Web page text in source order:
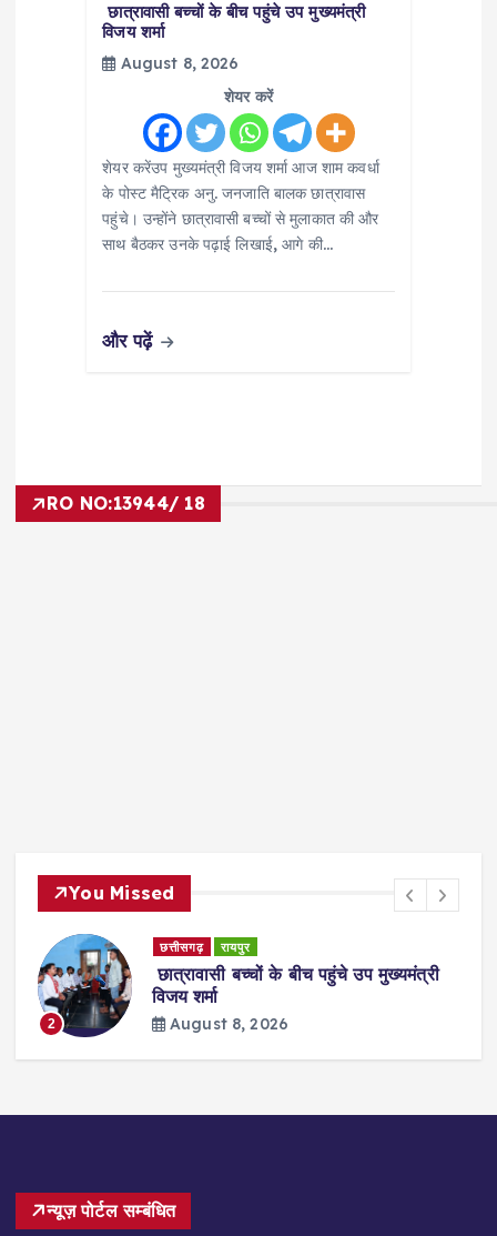
छात्रावासी बच्चों के बीच पहुंचे उप मुख्यमंत्री
विजय शर्मा
August 8, 2026
शेयर करें
शेयर करेंउप मुख्यमंत्री विजय शर्मा आज शाम कवर्धा
के पोस्ट मैट्रिक अनु. जनजाति बालक छात्रावास
पहुंचे। उन्होंने छात्रावासी बच्चों से मुलाकात की और
साथ बैठकर उनके पढ़ाई लिखाई, आगे की…
और पढ़ें
RO NO:13944/ 18
You Missed
2
छत्तीसगढ़ रायपुर
छात्रावासी बच्चों के बीच पहुंचे उप मुख्यमंत्री
विजय शर्मा
August 8, 2026
न्यूज़ पोर्टल सम्बंधित